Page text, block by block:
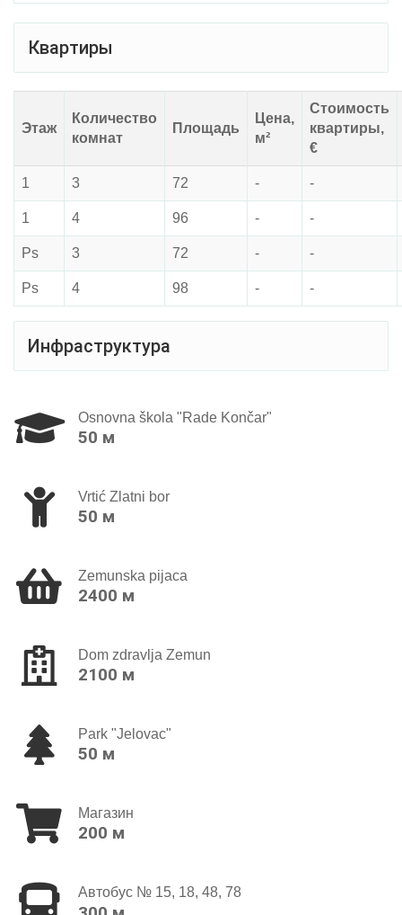
Квартиры
Этаж
Количество
комнат
Площадь
Цена,
м²
Стоимость
квартиры,
€
1 3 72 - -
1 4 96 - -
Ps 3 72 - -
Ps 4 98 - -
Инфраструктура
Osnovna škola "Rade Končar"
50 м
Vrtić Zlatni bor
50 м
Zemunska pijaca
2400 м
Dom zdravlja Zemun
2100 м
Park "Jelovac"
50 м
Магазин
200 м
Автобус № 15, 18, 48, 78